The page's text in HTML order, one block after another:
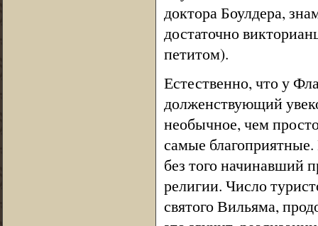
доктора Боулдера,
достаточно
петитом).
Естественно, что у
долженствующий
необычное, чем
самые
без того начинавший
религии. Число
святого Вильяма,